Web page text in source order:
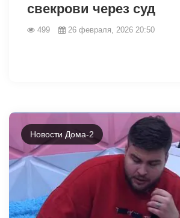
свекрови через суд
499 26 февраля, 2026 20:50
Новости Дома-2